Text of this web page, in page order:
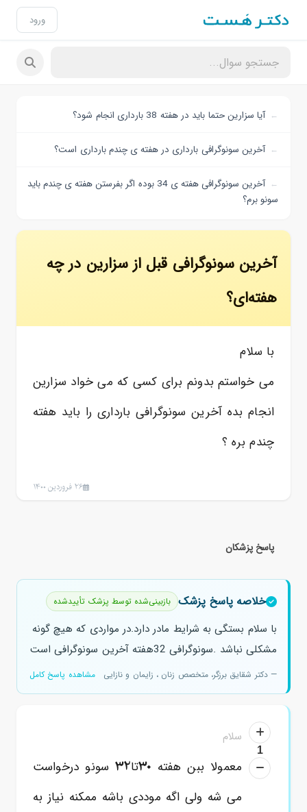
ورود
آیا سزارین حتما باید در هفته 38 بارداری انجام شود؟
آخرین سونوگرافی بارداری در هفته ی چندم بارداری است؟
آخرین سونوگرافی هفته ی 34 بوده اگر بفرستن هفته ی چندم باید
سونو برم؟
آخرین سونوگرافی قبل از سزارین در چه
هفته‌ای؟
با سلام
می خواستم بدونم برای کسی که می خواد سزارین
انجام بده آخرین سونوگرافی بارداری را باید هفته
چندم بره ؟
26 فروردین 1400
پاسخ پزشکان
خلاصه پاسخ پزشک بازبینی‌شده توسط پزشک تأییدشده
با سلام بستگی به شرایط مادر دارد.در مواردی که هیچ گونه
مشکلی نباشد .سونوگرافی 32هفته آخرین سونوگرافی است
— دکتر شقایق برزگر، متخصص زنان ، زایمان و نازایی مشاهده پاسخ کامل
1
سلام
معمولا ببن هفته 30تا32سونو درخواست
می شه ولی اگه موددی باشه ممکنه نیاز به